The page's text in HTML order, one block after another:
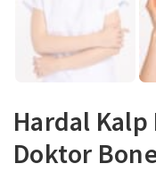
Hardal Kalp
Doktor